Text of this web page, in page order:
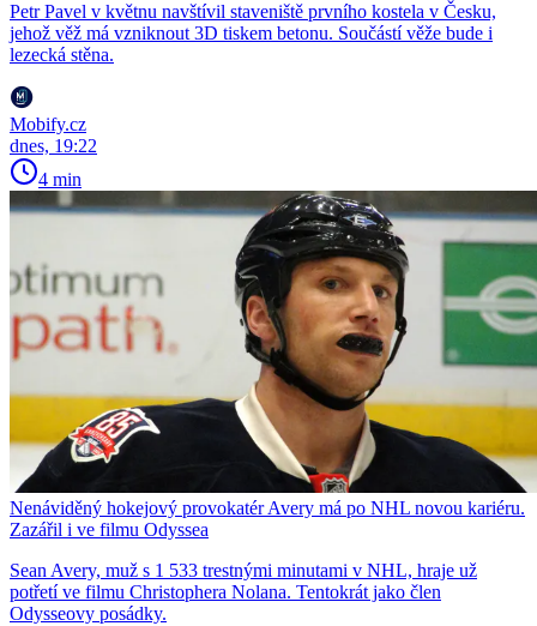
Petr Pavel v květnu navštívil staveniště prvního kostela v Česku,
jehož věž má vzniknout 3D tiskem betonu. Součástí věže bude i
lezecká stěna.
Mobify.cz
dnes, 19:22
4 min
Nenáviděný hokejový provokatér Avery má po NHL novou kariéru.
Zazářil i ve filmu Odyssea
Sean Avery, muž s 1 533 trestnými minutami v NHL, hraje už
potřetí ve filmu Christophera Nolana. Tentokrát jako člen
Odysseovy posádky.